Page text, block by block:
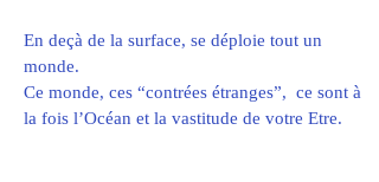
En deçà de la surface, se déploie tout un
monde.
Ce monde, ces “contrées étranges”, ce sont à
la fois l’Océan et la vastitude de votre Etre.